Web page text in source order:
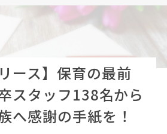
ース】保育の最前
スタッフ138名から
へ感謝の手紙を！